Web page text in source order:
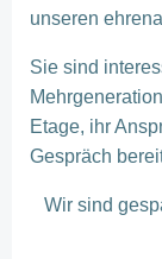
unseren
Sie sind
Etage, ihr
Gespräch
Wir sind